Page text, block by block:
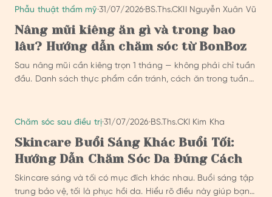
Phẫu thuật thẩm mỹ·31/07/2026·BS.Ths.CKII Nguyễn Xuân Vũ
Nâng mũi kiêng ăn gì và trong bao
lâu? Hướng dẫn chăm sóc từ BonBoz
Sau nâng mũi cần kiêng trọn 1 tháng — không phải chỉ tuần
đầu. Danh sách thực phẩm cần tránh, cách ăn trong tuần
Chăm sóc sau điều trị·31/07/2026·BS.Ths.CKI Kim Kha
Skincare Buổi Sáng Khác Buổi Tối:
Hướng Dẫn Chăm Sóc Da Đúng Cách
Skincare sáng và tối có mục đích khác nhau. Buổi sáng tập
trung bảo vệ, tối là phục hồi da. Hiểu rõ điều này giúp bạn